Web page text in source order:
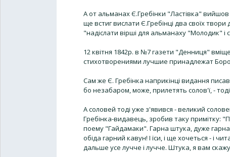
А от альманах Є.Гребінки "Ластівка" вийшов
ще встиг вислати Є.Гребінці два своїх
"надіслати вірші для альманаху "Молодик" і
12 квітня 1842р. в №7 газети "Денниця"
стихотворениями лучшие принадлежат
Сам же Є. Гребінка наприкінці видання
бо незабаром, може, прилетять солов'ї, - тоді
А соловей тоді уже з'явився - великий
Гребінка-видавець, зробив таку примітку:
поему "Гайдамаки". Гарна штука, дуже
обіда гарний кавун! І їси, і ще хочеться - і
дальше усе лучче і лучче. Штука, я вам